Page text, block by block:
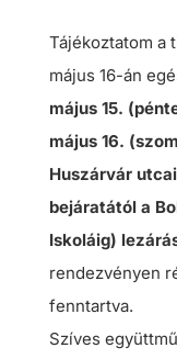
Tájékoztatom a
május 16-án
május 15.
május 16.
Huszárvár
bejáratától a
Iskoláig)
rendezvényen
fenntartva.
Szíves